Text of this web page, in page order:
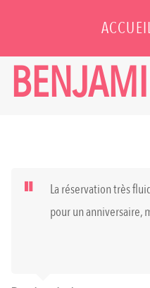
La réservation très
pour un anniversaire,